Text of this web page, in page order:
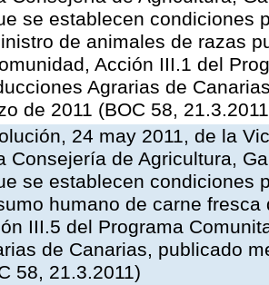
se establecen condiciones
de animales de razas
Acción III.1 del
Agrarias de
de 2011 (BOC 58,
24 may 2011, de la
Consejería de Agricultura,
se establecen condiciones
humano de carne
III.5 del Programa
de Canarias, publicado
58, 21.3.2011)